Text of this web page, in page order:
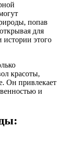
попав
для
этого
красоты,
Он привлекает
и